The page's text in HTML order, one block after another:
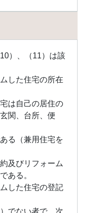
）、（11）は該
した住宅の所在
は自己の居住の
関、台所、便
る（兼用住宅を
及びリフォーム
ある。
した住宅の登記